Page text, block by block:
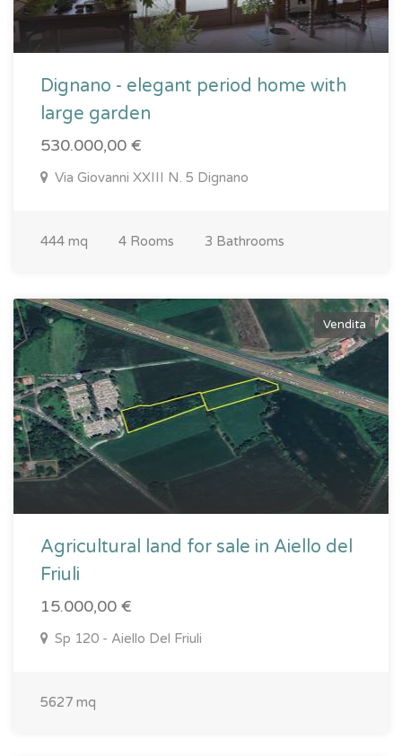
Dignano - elegant period home with
large garden
530.000,00 €
Via Giovanni XXIII N. 5 Dignano
444 mq 4 Rooms 3 Bathrooms
Vendita
Agricultural land for sale in Aiello del
Friuli
15.000,00 €
Sp 120 - Aiello Del Friuli
5627 mq